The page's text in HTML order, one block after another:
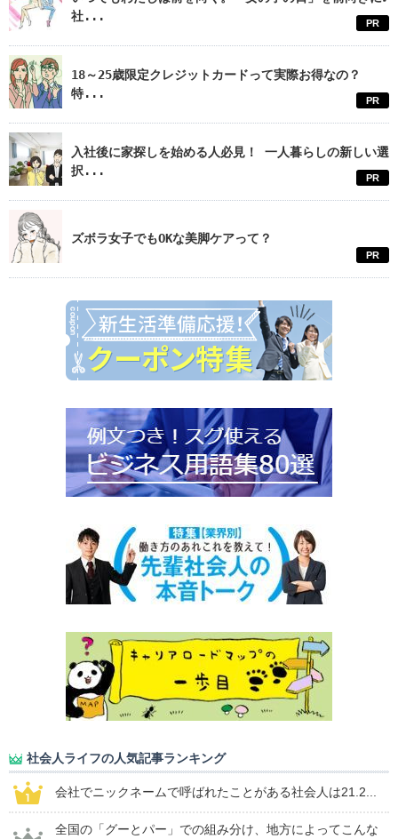
社...
PR
18～25歳限定クレジットカードって実際お得なの？
特...
PR
入社後に家探しを始める人必見！ 一人暮らしの新しい選
択...
PR
ズボラ女子でもOKな美脚ケアって？
PR
社会人ライフの人気記事ランキング
会社でニックネームで呼ばれたことがある社会人は21.2...
全国の「グーとパー」での組み分け、地方によってこんな